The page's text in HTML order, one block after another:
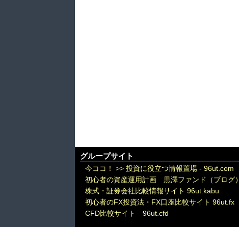
グループサイト
今ココ！ >> 投資に役立つ情報置場 - 96ut.com
初心者の資産運用計画 黒澤ファンド（ブログ）
株式・証券会社比較情報サイト 96ut.kabu
初心者のFX投資法・FX口座比較サイト 96ut.fx
CFD比較サイト 96ut.cfd